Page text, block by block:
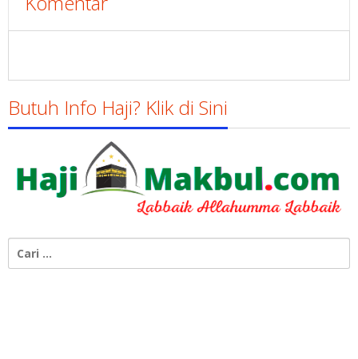
Butuh Info Haji? Klik di Sini
untuk: